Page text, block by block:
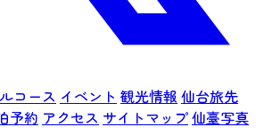
コース イベント 観光情報 仙台旅先
予約 アクセス サイトマップ仙臺写真